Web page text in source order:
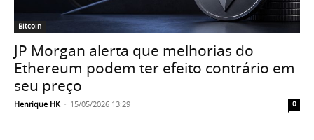
Bitcoin
JP Morgan alerta que melhorias do
Ethereum podem ter efeito contrário em
seu preço
Henrique HK - 15/05/2026 13:29 0